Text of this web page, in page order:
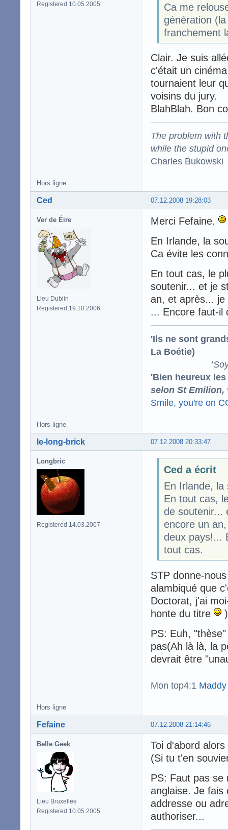
Registered 10.05.2005
Ca me
génération
franchement
Clair. Je suis
c'était un
tournaient leur
voisins du jury.
BlahBlah. Bon
The problem with
while the stupid
Charles Bukowski
Hors ligne
07.12.2008 19:28:03
Ced
Ver de Éire
Lieu Dublin
Registered 19.10.2006
Merci Fefaine.
En Irlande, la
Ca évite les
En tout cas, le
soutenir... et je
an, et après...
... Encore faut-il
'Ils ne sont
La Boétie)
'
'Bien heureux
selon St Emilion,
Smile, you're on
Hors ligne
07.12.2008 20:33:47
le-long-brick
Longbric
Registered 14.03.2007
Ced a écrit
En Irlande, la
En tout cas,
de soutenir...
encore un
deux pays!...
tout cas.
STP donne-
alambiqué que
Doctorat, j'ai
honte du titre
)
PS: Euh,
pas(Ah là là, la
devrait être
Mon top4:1
Hors ligne
07.12.2008 21:14:46
Fefaine
Belle Geek
Lieu Bruxelles
Registered 10.05.2005
Toi d'abord
(Si tu t'en
PS: Faut pas se
anglaise. Je fais
addresse ou
authoriser...